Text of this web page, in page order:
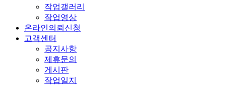
작업갤러리
작업영상
온라인의뢰신청
고객센터
공지사항
제휴문의
게시판
작업일지